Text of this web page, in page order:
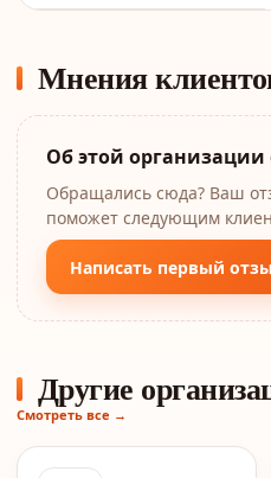
Мнения
Об этой
Обращались сюда? Ваш
поможет следующим
Написать первый
Другие
Смотреть все →